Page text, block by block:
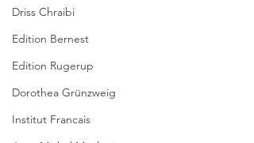
Driss Chraibi
Edition Bernest
Edition Rugerup
Dorothea Grünzweig
Institut Francais